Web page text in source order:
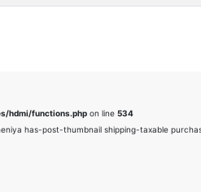
hdmi/functions.php on line534
has-post-thumbnail shipping-taxable